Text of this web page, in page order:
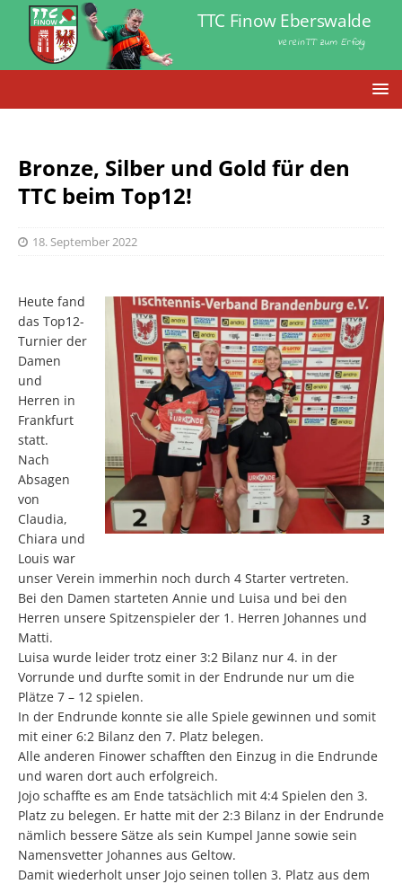
VereinTT zum Erfolg
TTC Finow Eberswalde
Bronze, Silber und Gold für den
TTC beim Top12!
18. September 2022
Heute fand
das Top12-
Turnier der
Damen
und
Herren in
Frankfurt
statt.
Nach
Absagen
von
Claudia,
Chiara und
Louis war
unser Verein immerhin noch durch 4 Starter vertreten.
Bei den Damen starteten Annie und Luisa und bei den
Herren unsere Spitzenspieler der 1. Herren Johannes und
Matti.
Luisa wurde leider trotz einer 3:2 Bilanz nur 4. in der
Vorrunde und durfte somit in der Endrunde nur um die
Plätze 7 – 12 spielen.
In der Endrunde konnte sie alle Spiele gewinnen und somit
mit einer 6:2 Bilanz den 7. Platz belegen.
Alle anderen Finower schafften den Einzug in die Endrunde
und waren dort auch erfolgreich.
Jojo schaffte es am Ende tatsächlich mit 4:4 Spielen den 3.
Platz zu belegen. Er hatte mit der 2:3 Bilanz in der Endrunde
nämlich bessere Sätze als sein Kumpel Janne sowie sein
Namensvetter Johannes aus Geltow.
Damit wiederholt unser Jojo seinen tollen 3. Platz aus dem